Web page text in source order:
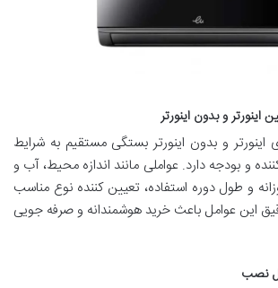
اینورتر و بدون اینورتر
اینورتر و بدون اینورتر بستگی مستقیم به شرایط
و بودجه دارد. عواملی مانند اندازه محیط، آب و
و طول دوره استفاده، تعیین کننده نوع مناسب
این عوامل باعث خرید هوشمندانه و صرفه جویی
نصب